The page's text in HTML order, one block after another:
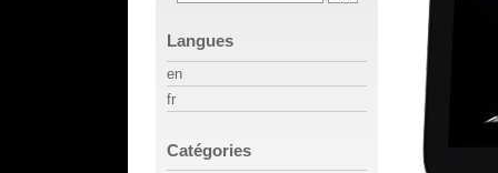
Langues
en
fr
Catégories